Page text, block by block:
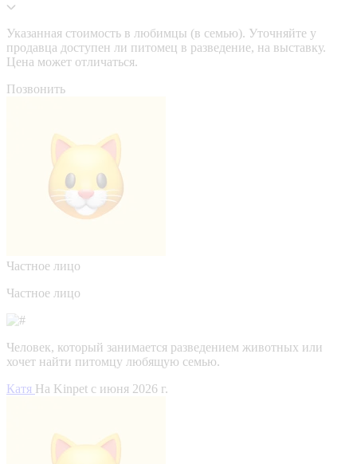
Указанная стоимость в любимцы (в семью). Уточняйте у
продавца доступен ли питомец в разведение, на выставку.
Цена может отличаться.
Позвонить
Частное лицо
Частное лицо
Человек, который занимается разведением животных или
хочет найти питомцу любящую семью.
Катя На Kinpet c июня 2026 г.